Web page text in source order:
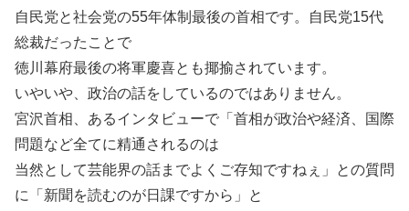
自民党と社会党の55年体制最後の首相です。自民党15代
総裁だったことで
徳川幕府最後の将軍慶喜とも揶揄されています。
いやいや、政治の話をしているのではありません。
宮沢首相、あるインタビューで「首相が政治や経済、国際
問題など全てに精通されるのは
当然として芸能界の話までよくご存知ですねぇ」との質問
に「新聞を読むのが日課ですから」と